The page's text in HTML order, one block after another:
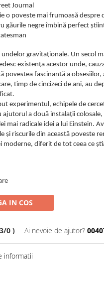
Journal
o poveste mai frumoasă
găurile negre îmbină perfect
gravitaționale. Un secol
existența acestor unde,
povestea fascinantă a
timp de cincizeci de ani, au
experimentul, echipele de
a două instalații colosale,
mai radicale idei a lui Einstein.
și riscurile din această poveste
diferit de tot ceea ce
IN COS
0 ) Ai nevoie de ajutor?
informatii